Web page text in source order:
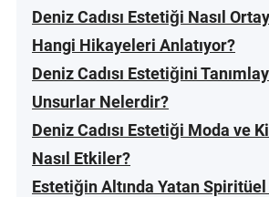
Deniz Cadısı Estetiği Nasıl
Hangi Hikayeleri Anlatıyor?
Deniz Cadısı Estetiğini
Unsurlar Nelerdir?
Deniz Cadısı Estetiği Moda ve
Nasıl Etkiler?
Estetiğin Altında Yatan Spiritüel